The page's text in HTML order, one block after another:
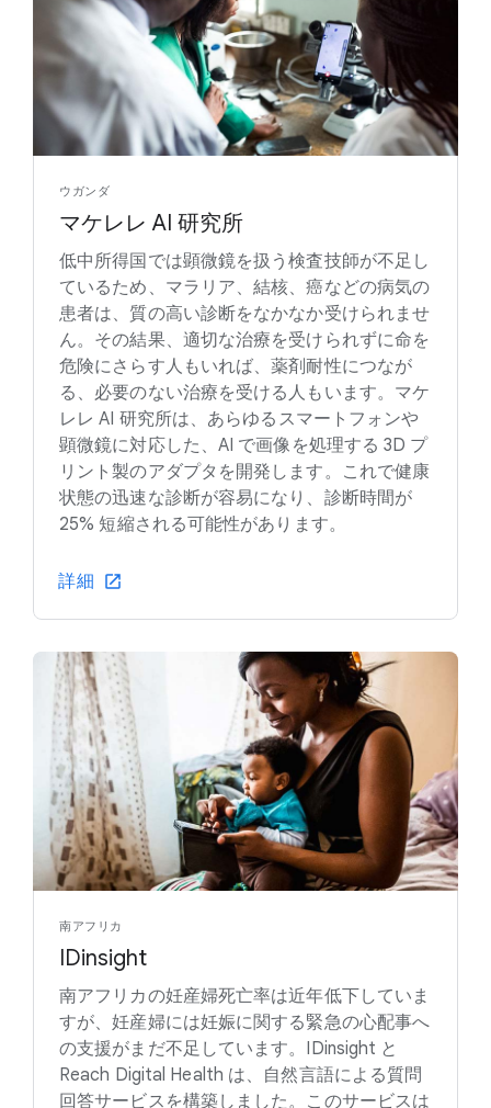
ウガンダ
マケレレ AI 研究所
低中所得国では顕微鏡を扱う検査技師が不足し
ているため、マラリア、結核、癌などの病気の
患者は、質の高い診断をなかなか受けられませ
ん。その結果、適切な治療を受けられずに命を
危険にさらす人もいれば、薬剤耐性につなが
る、必要のない治療を受ける人もいます。マケ
レレ AI 研究所は、あらゆるスマートフォンや
顕微鏡に対応した、AI で画像を処理する 3D プ
リント製のアダプタを開発します。これで健康
状態の迅速な診断が容易になり、診断時間が
25% 短縮される可能性があります。
詳細
南アフリカ
IDinsight
南アフリカの妊産婦死亡率は近年低下していま
すが、妊産婦には妊娠に関する緊急の心配事へ
の支援がまだ不足しています。IDinsight と
Reach Digital Health は、自然言語による質問
回答サービスを構築しました。このサービスは